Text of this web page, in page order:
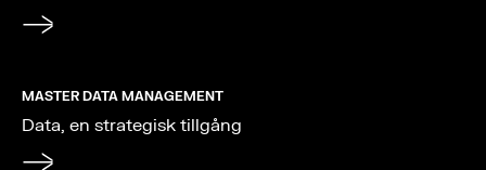
MASTER DATA MANAGEMENT
Data, en strategisk tillgång